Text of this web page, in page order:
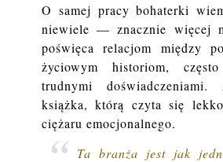
O samej pracy bohaterki
niewiele — znacznie więcej
poświęca relacjom między
życiowym historiom, często
trudnymi
książka, którą czyta się
ciężaru emocjonalnego.
Ta branża jest jak